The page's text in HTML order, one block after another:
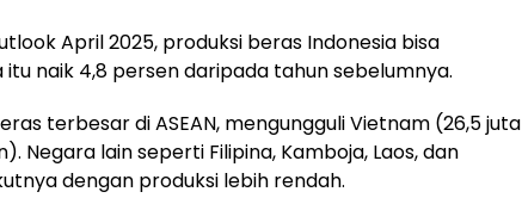
April 2025, produksi beras Indonesia bisa
naik 4,8 persen daripada tahun sebelumnya.
terbesar di ASEAN, mengungguli Vietnam (26,5 juta
Negara lain seperti Filipina, Kamboja, Laos, dan
dengan produksi lebih rendah.